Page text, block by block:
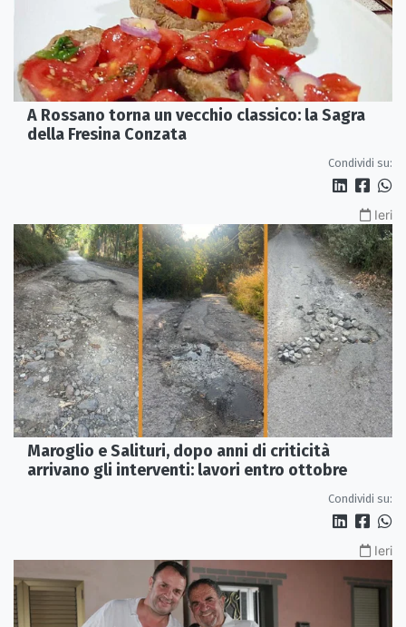
A Rossano torna un vecchio classico: la Sagra
della Fresina Conzata
Condividi su:
Ieri
Maroglio e Salituri, dopo anni di criticità
arrivano gli interventi: lavori entro ottobre
Condividi su:
Ieri